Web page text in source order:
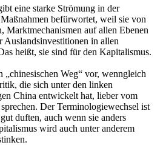
eine starke Strömung in der
befürwortet, weil sie von
Marktmechanismen auf allen Ebenen
Auslandsinvestitionen in allen
heißt, sie sind für den Kapitalismus.
„chinesischen Weg“ vor, wenngleich
die sich unter den linken
China entwickelt hat, lieber vom
Der Terminologiewechsel ist
duften, auch wenn sie anders
wird auch unter anderem